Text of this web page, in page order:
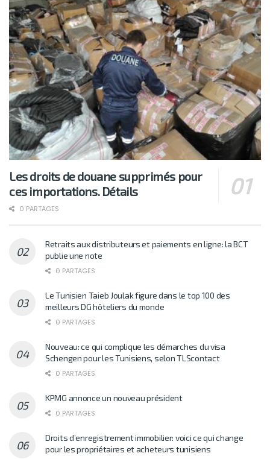
Les droits de douane supprimés pour
ces importations. Détails
0 PARTAGES
Retraits aux distributeurs et paiements en ligne: la BCT
publie une note
0 PARTAGES
Le Tunisien Taieb Joulak figure dans le top 100 des
meilleurs DG hôteliers du monde
0 PARTAGES
Nouveau: ce qui complique les démarches du visa
Schengen pour les Tunisiens, selon TLScontact
0 PARTAGES
KPMG annonce un nouveau président
0 PARTAGES
Droits d’enregistrement immobilier: voici ce qui change
pour les propriétaires et acheteurs tunisiens